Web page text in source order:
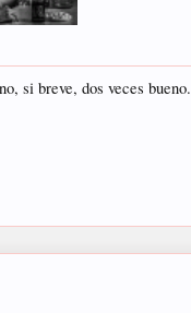
si breve, dos veces bueno.